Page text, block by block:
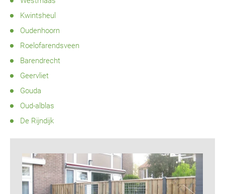
Kwintsheul
Oudenhoorn
Roelofarendsveen
Barendrecht
Geervliet
Gouda
Oud-alblas
De Rijndijk